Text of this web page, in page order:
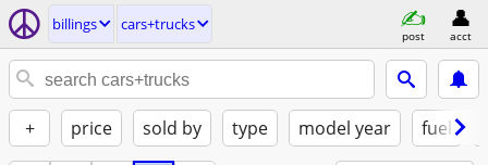
billings cars+trucks
post acct
+ price sold by type model year fuel